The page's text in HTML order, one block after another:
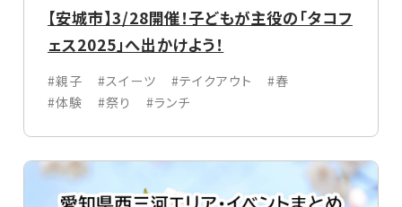
【安城市】3/28開催！子どもが主役の「タコフ
ェス2025」へ出かけよう！
#親子 #スイーツ #テイクアウト
#春
#体験
#祭り #ランチ